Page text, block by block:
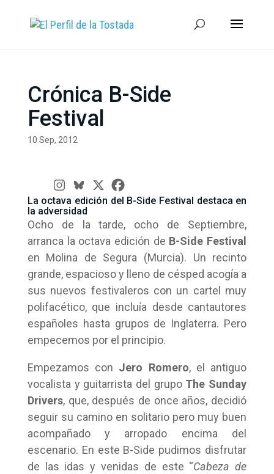
Crónica B-Side
Festival
10 Sep, 2012
La octava edición del B-Side Festival destaca en
la adversidad
Ocho de la tarde, ocho de Septiembre,
arranca la octava edición de B-Side Festival
en Molina de Segura (Murcia). Un recinto
grande, espacioso y lleno de césped acogía a
sus nuevos festivaleros con un cartel muy
polifacético, que incluía desde cantautores
españoles hasta grupos de Inglaterra. Pero
empecemos por el principio.
Empezamos con Jero Romero, el antiguo
vocalista y guitarrista del grupo The Sunday
Drivers, que, después de once años, decidió
seguir su camino en solitario pero muy buen
acompañado y arropado encima del
escenario. En este B-Side pudimos disfrutar
de las idas y venidas de este “Cabeza de